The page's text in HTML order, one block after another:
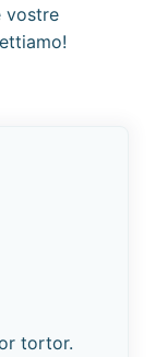
vostre
tortor.